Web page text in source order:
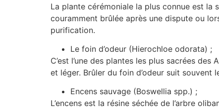
La plante cérémoniale la plus connue est la
couramment brûlée après une dispute ou
purification.
Le foin d’odeur (Hierochloe odorata) ;
C’est l’une des plantes les plus sacrées
et léger. Brûler du foin d’odeur suit souvent
Encens sauvage (Boswellia spp.) ;
L’encens est la résine séchée de l’arbre